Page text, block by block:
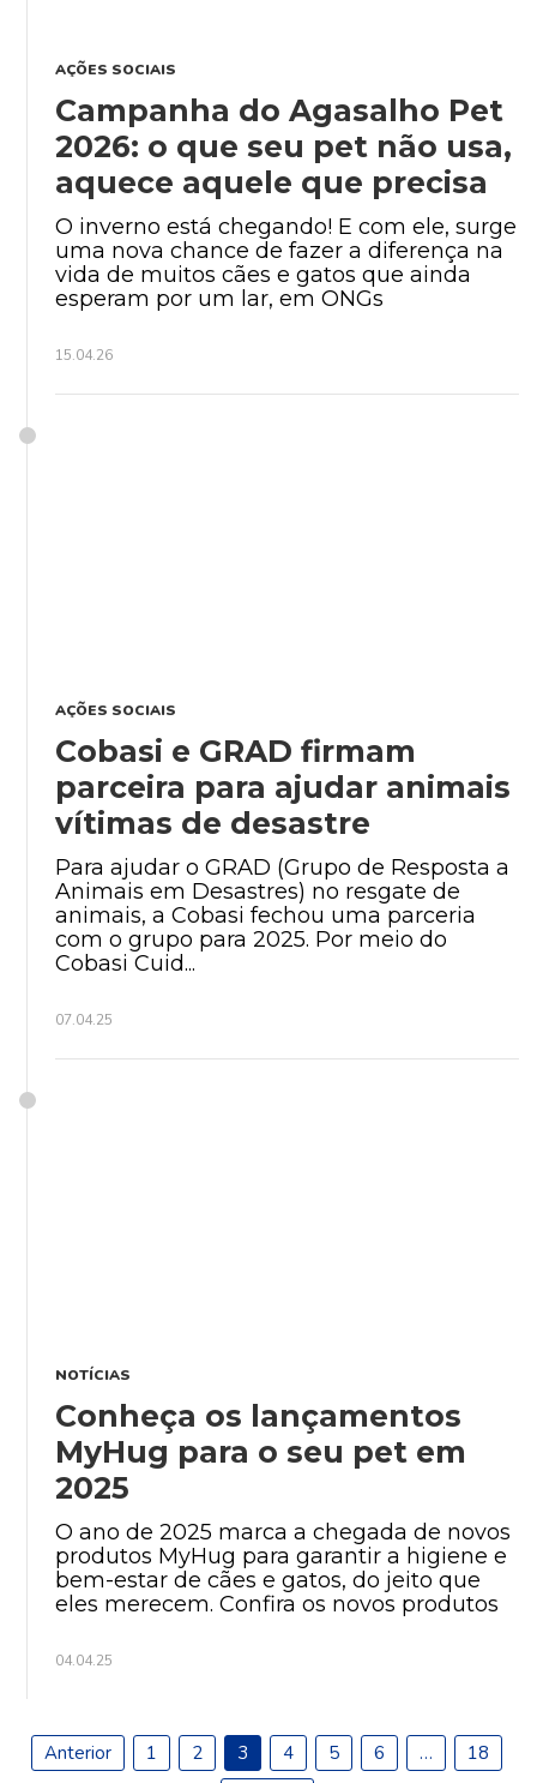
AÇÕES SOCIAIS
Campanha do Agasalho Pet
2026: o que seu pet não usa,
aquece aquele que precisa
O inverno está chegando! E com ele, surge
uma nova chance de fazer a diferença na
vida de muitos cães e gatos que ainda
esperam por um lar, em ONGs
15.04.26
AÇÕES SOCIAIS
Cobasi e GRAD firmam
parceira para ajudar animais
vítimas de desastre
Para ajudar o GRAD (Grupo de Resposta a
Animais em Desastres) no resgate de
animais, a Cobasi fechou uma parceria
com o grupo para 2025. Por meio do
Cobasi Cuid...
07.04.25
NOTÍCIAS
Conheça os lançamentos
MyHug para o seu pet em
2025
O ano de 2025 marca a chegada de novos
produtos MyHug para garantir a higiene e
bem-estar de cães e gatos, do jeito que
eles merecem. Confira os novos produtos
04.04.25
Anterior 1 2 3 4 5 6 … 18